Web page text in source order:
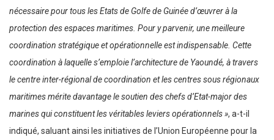
nécessaire pour tous les Etats de Golfe de Guinée d’œuvrer à la
protection des espaces maritimes. Pour y parvenir, une meilleure
coordination stratégique et opérationnelle est indispensable. Cette
coordination à laquelle s’emploie l’architecture de Yaoundé, à travers
le centre inter-régional de coordination et les centres sous régionaux
maritimes mérite davantage le soutien des chefs d’Etat-major des
marines qui constituent les véritables leviers opérationnels », a-t-il
indiqué, saluant ainsi les initiatives de l’Union Européenne pour la